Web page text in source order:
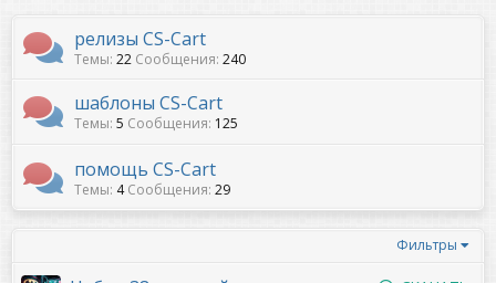
релизы CS-Cart
Темы 22 Сообщения 240
шаблоны CS-Cart
Темы 5 Сообщения 125
помощь CS-Cart
Темы 4 Сообщения 29
Фильтры